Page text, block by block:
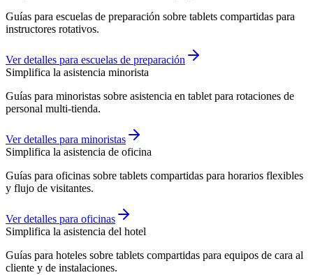
Guías para escuelas de preparación sobre tablets compartidas para
instructores rotativos.
Ver detalles para escuelas de preparación
Simplifica la asistencia minorista
Guías para minoristas sobre asistencia en tablet para rotaciones de
personal multi-tienda.
Ver detalles para minoristas
Simplifica la asistencia de oficina
Guías para oficinas sobre tablets compartidas para horarios flexibles
y flujo de visitantes.
Ver detalles para oficinas
Simplifica la asistencia del hotel
Guías para hoteles sobre tablets compartidas para equipos de cara al
cliente y de instalaciones.